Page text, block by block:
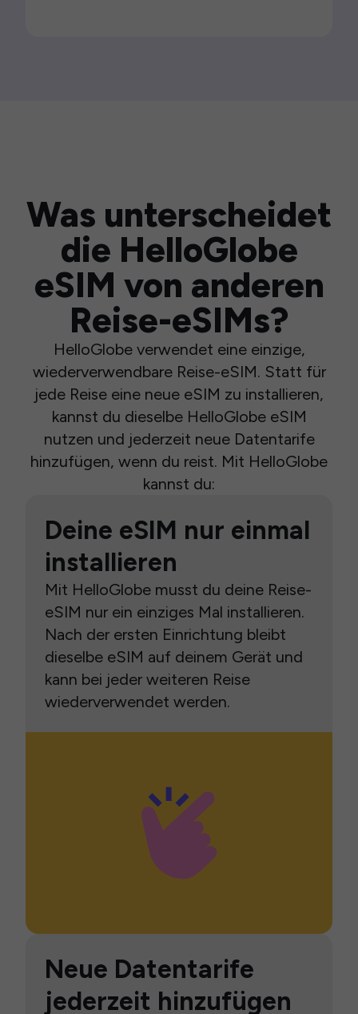
Was unterscheidet
die HelloGlobe
eSIM von anderen
Reise-eSIMs?
HelloGlobe verwendet eine einzige,
wiederverwendbare Reise-eSIM. Statt für
jede Reise eine neue eSIM zu installieren,
kannst du dieselbe HelloGlobe eSIM
nutzen und jederzeit neue Datentarife
hinzufügen, wenn du reist. Mit HelloGlobe
kannst du:
Deine eSIM nur einmal
installieren
Mit HelloGlobe musst du deine Reise-
eSIM nur ein einziges Mal installieren.
Nach der ersten Einrichtung bleibt
dieselbe eSIM auf deinem Gerät und
kann bei jeder weiteren Reise
wiederverwendet werden.
Neue Datentarife
jederzeit hinzufügen